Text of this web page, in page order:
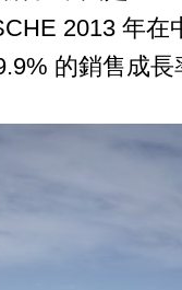
2013 年在
的銷售成長